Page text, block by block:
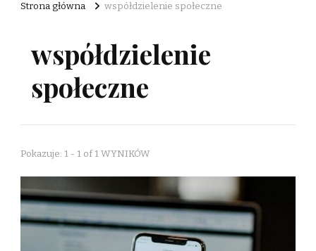
Strona główna współdzielenie społeczne
współdzielenie
społeczne
Pokazuje: 1 - 1 of 1 WYNIKÓW